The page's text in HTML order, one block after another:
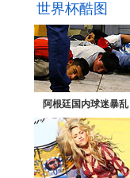
世界杯酷图
阿根廷国内球迷暴乱